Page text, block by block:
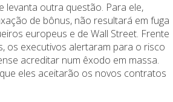
levanta outra questão. Para ele,
de bônus, não resultará em fuga
europeus e de Wall Street. Frente
os executivos alertaram para o risco
acreditar num êxodo em massa.
eles aceitarão os novos contratos